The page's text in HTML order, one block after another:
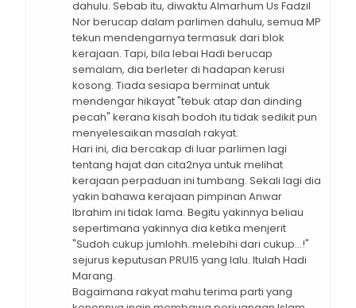
dahulu. Sebab itu, diwaktu Almarhum Us Fadzil
Nor berucap dalam parlimen dahulu, semua MP
tekun mendengarnya termasuk dari blok
kerajaan. Tapi, bila lebai Hadi berucap
semalam, dia berleter di hadapan kerusi
kosong. Tiada sesiapa berminat untuk
mendengar hikayat "tebuk atap dan dinding
pecah" kerana kisah bodoh itu tidak sedikit pun
menyelesaikan masalah rakyat.
Hari ini, dia bercakap di luar parlimen lagi
tentang hajat dan cita2nya untuk melihat
kerajaan perpaduan ini tumbang. Sekali lagi dia
yakin bahawa kerajaan pimpinan Anwar
Ibrahim ini tidak lama. Begitu yakinnya beliau
sepertimana yakinnya dia ketika menjerit
"Sudoh cukup jumlohh..melebihi dari cukup...!"
sejurus keputusan PRU15 yang lalu. Itulah Hadi
Marang.
Bagaimana rakyat mahu terima parti yang